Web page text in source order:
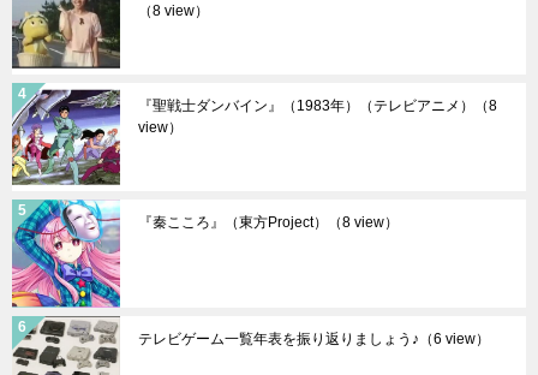
（8 view）
『聖戦士ダンバイン』（1983年）（テレビアニメ）
（8
view）
『秦こころ』（東方Project） （8 view）
テレビゲーム一覧年表を振り返りましょう♪ （6 view）